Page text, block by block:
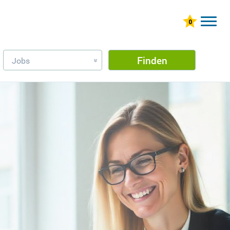
Jobs » Finden